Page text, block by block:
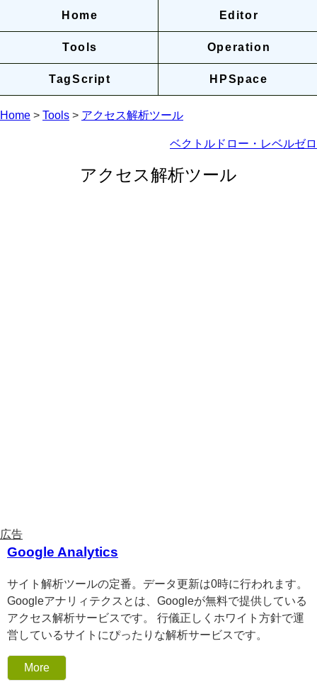
Home Editor
Tools Operation
TagScript HPSpace
Home > Tools > アクセス解析ツール
ベクトルドロー・レベルゼロ
アクセス解析ツール
Google Analytics
サイト解析ツールの定番。データ更新は0時に行われます。
Googleアナリィテクスとは、Googleが無料で提供している
アクセス解析サービスです。 行儀正しくホワイト方針で運
営しているサイトにぴったりな解析サービスです。
More